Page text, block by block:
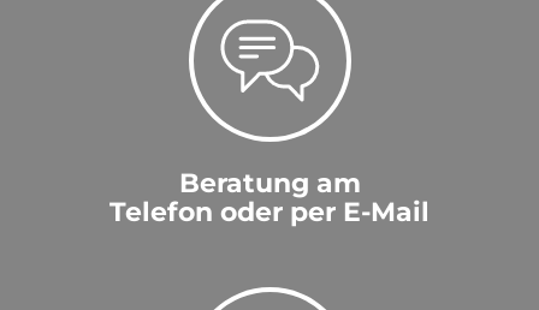
Beratung am
Telefon oder per E-Mail